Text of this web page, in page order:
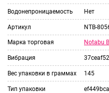
Водонепроницаемость Нет
Артикул NTB-
Марка торговая Notabu
Вибрация
Вес упаковки в граммах 145
Тип упаковки